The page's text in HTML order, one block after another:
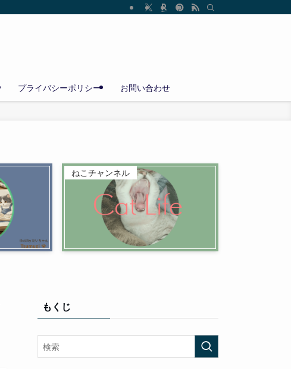
プライバシーポリシー お問い合わせ
ねこチャンネル
もくじ